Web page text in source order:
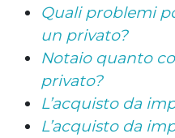
Quali problemi
un privato?
Notaio quanto
privato?
L’acquisto da
L’acquisto da